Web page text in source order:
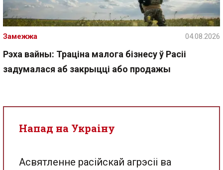
Рэха вайны: Траціна малога бізнесу ў Расіі
задумалася аб закрыцці або продажы
Замежжа 04.08.2026
Напад на Украіну
Асвятленне расійскай агрэсіі ва